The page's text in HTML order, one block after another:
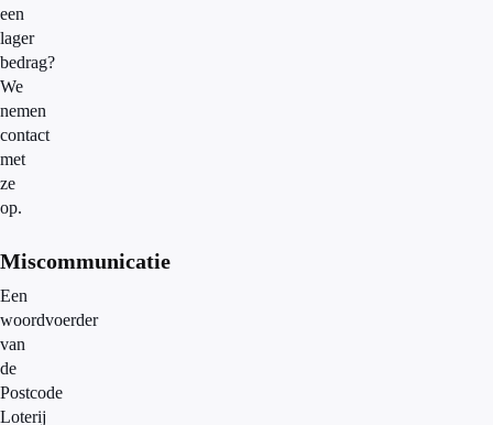
een
lager
bedrag?
We
nemen
contact
met
ze
op.
Miscommunicatie
Een
woordvoerder
van
de
Postcode
Loterij